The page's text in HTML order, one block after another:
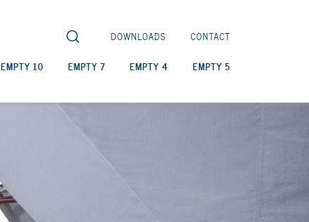
DOWNLOADS CONTACT
EMPTY 10 EMPTY 7 EMPTY 4 EMPTY 5